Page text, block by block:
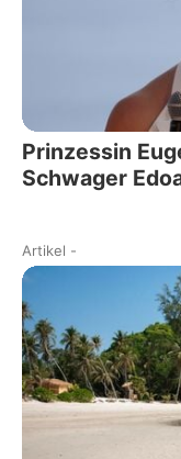
Prinzessin
Schwager
Artikel -